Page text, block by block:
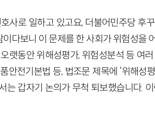
사로 일하고 있고요, 더불어민주당 후
다보니 이 문제를 한 사회가 위험성을
랫동안 위해성평가, 위험성분석 등 여
안전기본법 등, 법조문 제목에 ‘위해성
는 갑자기 논의가 무척 퇴보했습니다.